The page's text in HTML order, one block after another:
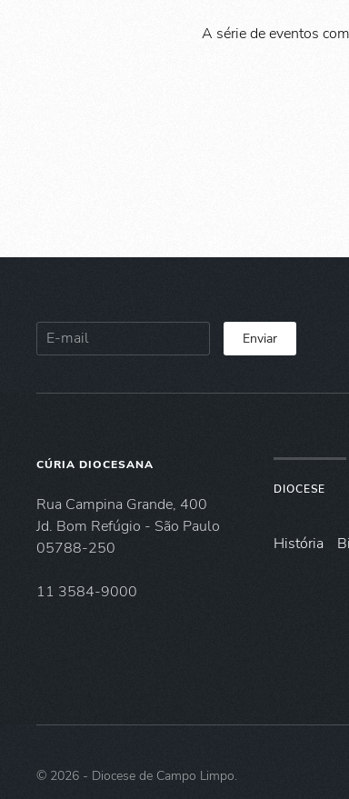
A série de eventos
Enviar
CÚRIA DIOCESANA
Rua Campina Grande, 400
Jd. Bom Refúgio - São Paulo
05788-250
11 3584-9000
DIOCESE
História
© 2026 - Diocese de Campo Limpo.